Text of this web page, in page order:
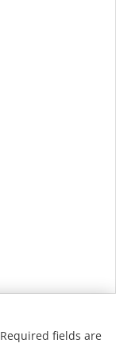
Required fields are